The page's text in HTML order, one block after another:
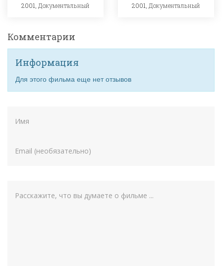
2001, Документальный 2001, Документальный
Комментарии
Информация
Для этого фильма еще нет отзывов